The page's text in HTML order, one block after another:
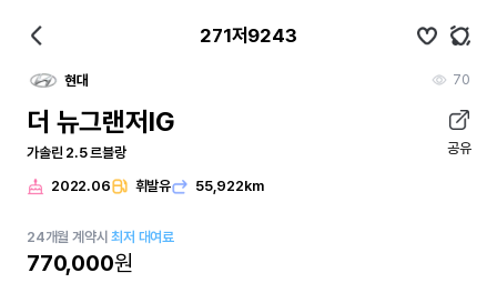
271저9243
현대 70
더 뉴그랜저IG
가솔린 2.5 르블랑 공유
2022.06 휘발유 55,922km
24개월 계약시최저 대여료
770,000원